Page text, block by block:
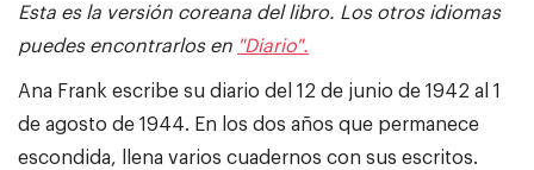
Esta es la versión coreana del libro. Los otros idiomas
puedes encontrarlos en "Diario".
Ana Frank escribe su diario del 12 de junio de 1942 al 1
de agosto de 1944. En los dos años que permanece
escondida, llena varios cuadernos con sus escritos.